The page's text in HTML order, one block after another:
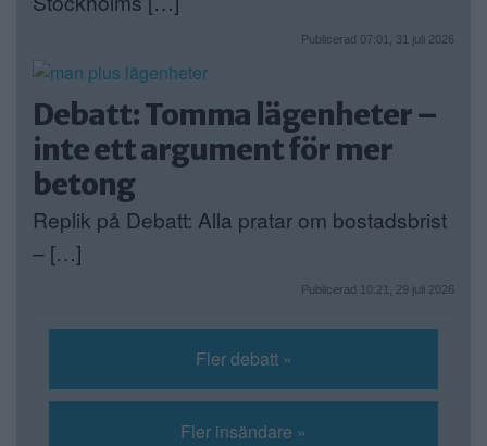
Publicerad 07:01, 31 juli 2026
Debatt: Tomma lägenheter –
inte ett argument för mer
betong
Replik på Debatt: Alla pratar om bostadsbrist
– […]
Publicerad 10:21, 29 juli 2026
Fler debatt »
Fler insändare »